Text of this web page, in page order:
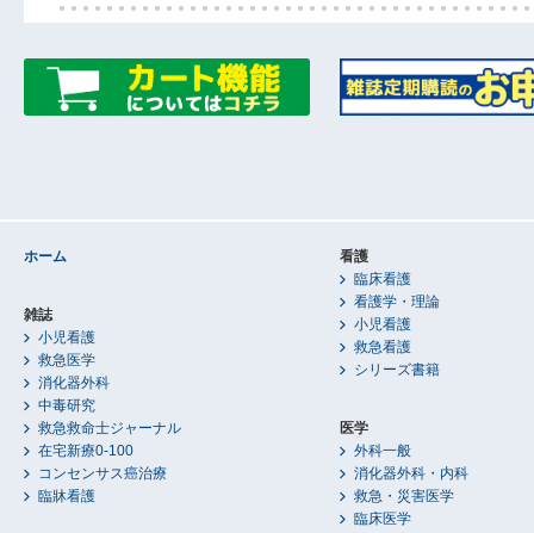
ホーム
雑誌
小児看護
救急医学
消化器外科
中毒研究
救急救命士ジャーナル
在宅新療0-100
コンセンサス癌治療
臨牀看護
看護
臨床看護
看護学・理論
小児看護
救急看護
シリーズ書籍
医学
外科一般
消化器外科・内科
救急・災害医学
臨床医学